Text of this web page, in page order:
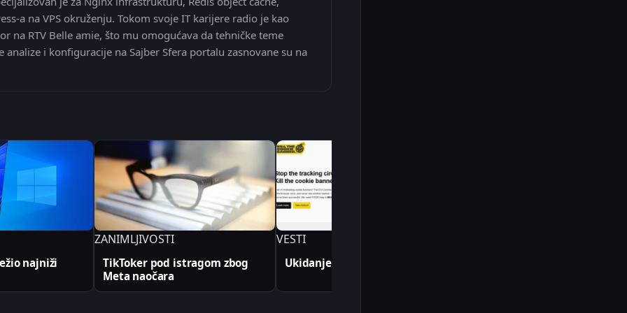
a na VPS okruženju. Tokom svoje IT karijere radio je kao
na RTV Belle amie, što mu omogućava da tehničke teme
i konfiguracije na Sajber Sfera portalu zasnovane su na
najniži
ZANIMLJIVOSTI
TikToker pod istragom zbog
Meta naočara
VESTI
Ukidanje Cookie Banera u EU?!